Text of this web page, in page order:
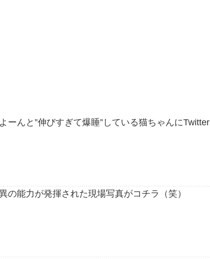
ーんと”伸びすぎて爆睡”している猫ちゃんにTwitter
の能力が発揮された現場写真がコチラ（笑）